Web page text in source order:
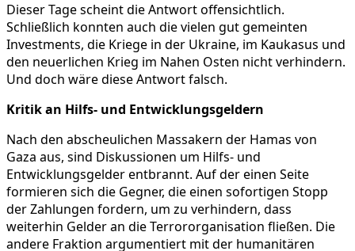
Dieser Tage scheint die Antwort offensichtlich.
Schließlich konnten auch die vielen gut gemeinten
Investments, die Kriege in der Ukraine, im Kaukasus und
den neuerlichen Krieg im Nahen Osten nicht verhindern.
Und doch wäre diese Antwort falsch.
Kritik an Hilfs- und Entwicklungsgeldern
Nach den abscheulichen Massakern der Hamas von
Gaza aus, sind Diskussionen um Hilfs- und
Entwicklungsgelder entbrannt. Auf der einen Seite
formieren sich die Gegner, die einen sofortigen Stopp
der Zahlungen fordern, um zu verhindern, dass
weiterhin Gelder an die Terrororganisation fließen. Die
andere Fraktion argumentiert mit der humanitären